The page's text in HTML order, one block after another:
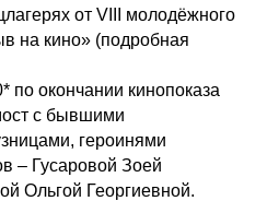
от VIII молодёжного
на кино» (подробная
по окончании кинопоказа
с бывшими
героинями
– Гусаровой Зоей
Ольгой Георгиевной.